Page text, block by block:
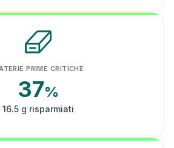
PRIME CRITICHE
37%
16.5 g risparmiati